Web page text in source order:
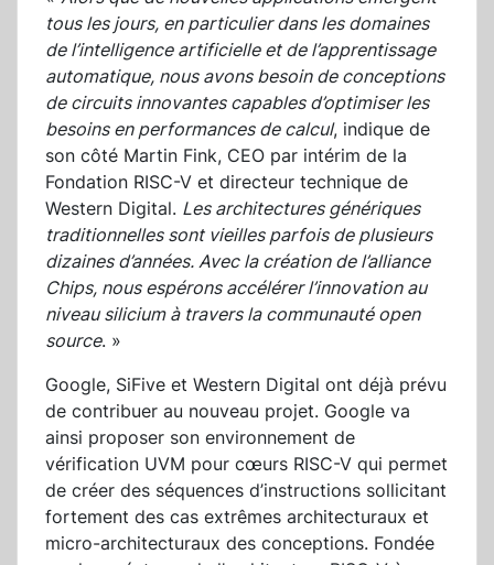
tous les jours, en particulier dans les domaines
de l’intelligence artificielle et de l’apprentissage
automatique, nous avons besoin de conceptions
de circuits innovantes capables d’optimiser les
besoins en performances de calcul, indique de
son côté Martin Fink, CEO par intérim de la
Fondation RISC-V et directeur technique de
Western Digital. Les architectures génériques
traditionnelles sont vieilles parfois de plusieurs
dizaines d’années. Avec la création de l’alliance
Chips, nous espérons accélérer l’innovation au
niveau silicium à travers la communauté open
source. »
Google, SiFive et Western Digital ont déjà prévu
de contribuer au nouveau projet. Google va
ainsi proposer son environnement de
vérification UVM pour cœurs RISC-V qui permet
de créer des séquences d’instructions sollicitant
fortement des cas extrêmes architecturaux et
micro-architecturaux des conceptions. Fondée